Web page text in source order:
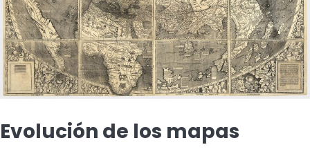
Evolución de los mapas